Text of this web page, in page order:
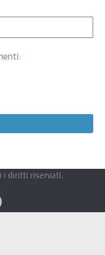
i diritti riservati.